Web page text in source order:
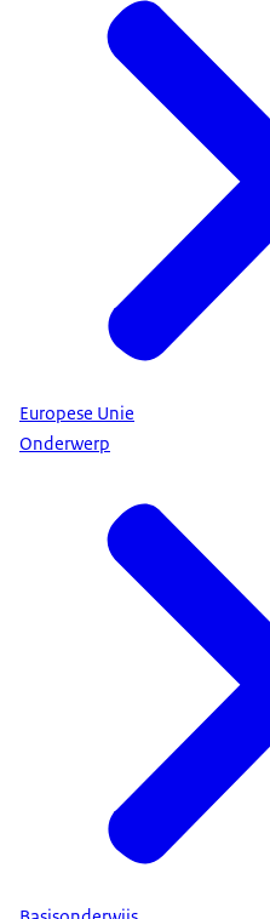
Europese Unie
Onderwerp